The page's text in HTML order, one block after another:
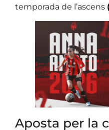
temporada de l’ascens
Aposta per la